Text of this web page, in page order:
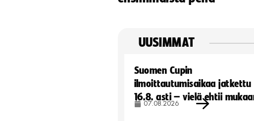
UUSIMMAT
Suomen Cupin
ilmoittautumisaikaa jatkettu
16.8. asti – vielä ehtii
07.08.2026